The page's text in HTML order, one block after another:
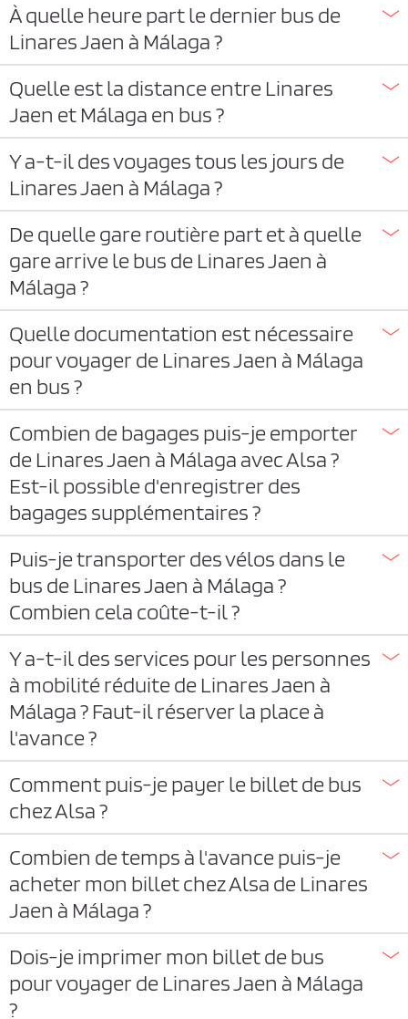
À quelle heure part le dernier bus de
Linares Jaen à Málaga ?
Quelle est la distance entre Linares
Jaen et Málaga en bus ?
Y a-t-il des voyages tous les jours de
Linares Jaen à Málaga ?
De quelle gare routière part et à quelle
gare arrive le bus de Linares Jaen à
Málaga ?
Quelle documentation est nécessaire
pour voyager de Linares Jaen à Málaga
en bus ?
Combien de bagages puis-je emporter
de Linares Jaen à Málaga avec Alsa ?
Est-il possible d'enregistrer des
bagages supplémentaires ?
Puis-je transporter des vélos dans le
bus de Linares Jaen à Málaga ?
Combien cela coûte-t-il ?
Y a-t-il des services pour les personnes
à mobilité réduite de Linares Jaen à
Málaga ? Faut-il réserver la place à
l'avance ?
Comment puis-je payer le billet de bus
chez Alsa ?
Combien de temps à l'avance puis-je
acheter mon billet chez Alsa de Linares
Jaen à Málaga ?
Dois-je imprimer mon billet de bus
pour voyager de Linares Jaen à Málaga
?